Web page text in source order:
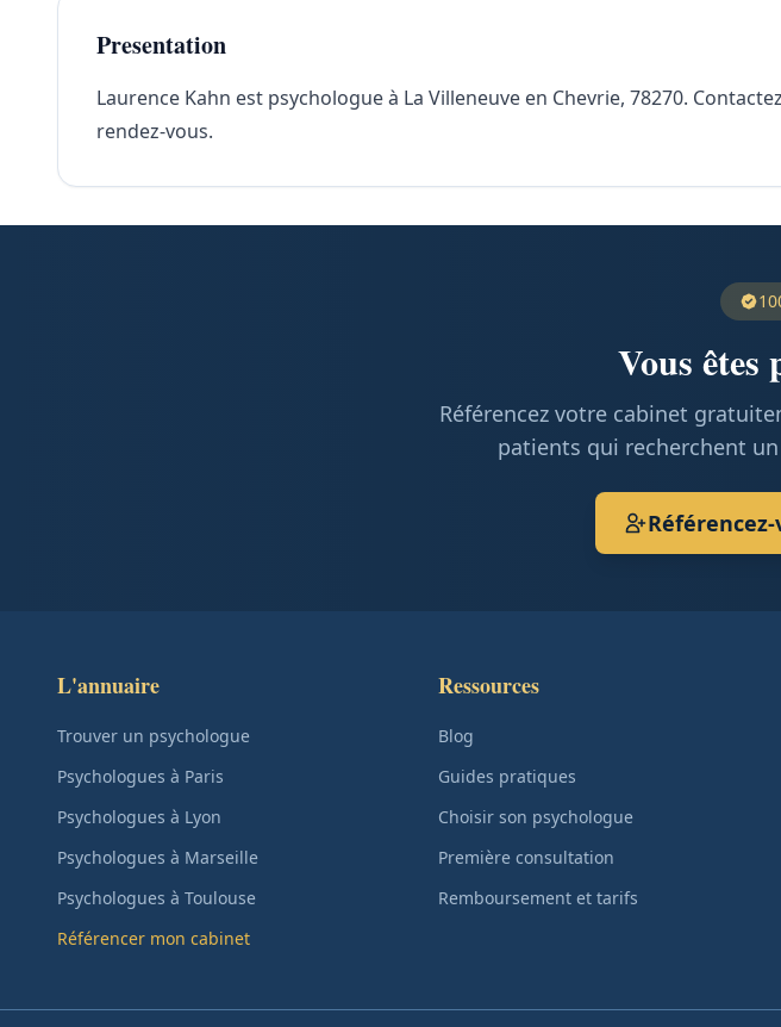
Presentation
Laurence Kahn est psychologue à La Villeneuve en Chevrie, 78270.
rendez-vous.
Vous êtes
Référencez votre cabinet
patients qui recherchent
L'annuaire
Trouver un psychologue
Psychologues à Paris
Psychologues à Lyon
Psychologues à Marseille
Psychologues à Toulouse
Référencer mon cabinet
Ressources
Blog
Guides pratiques
Choisir son psychologue
Première consultation
Remboursement et tarifs